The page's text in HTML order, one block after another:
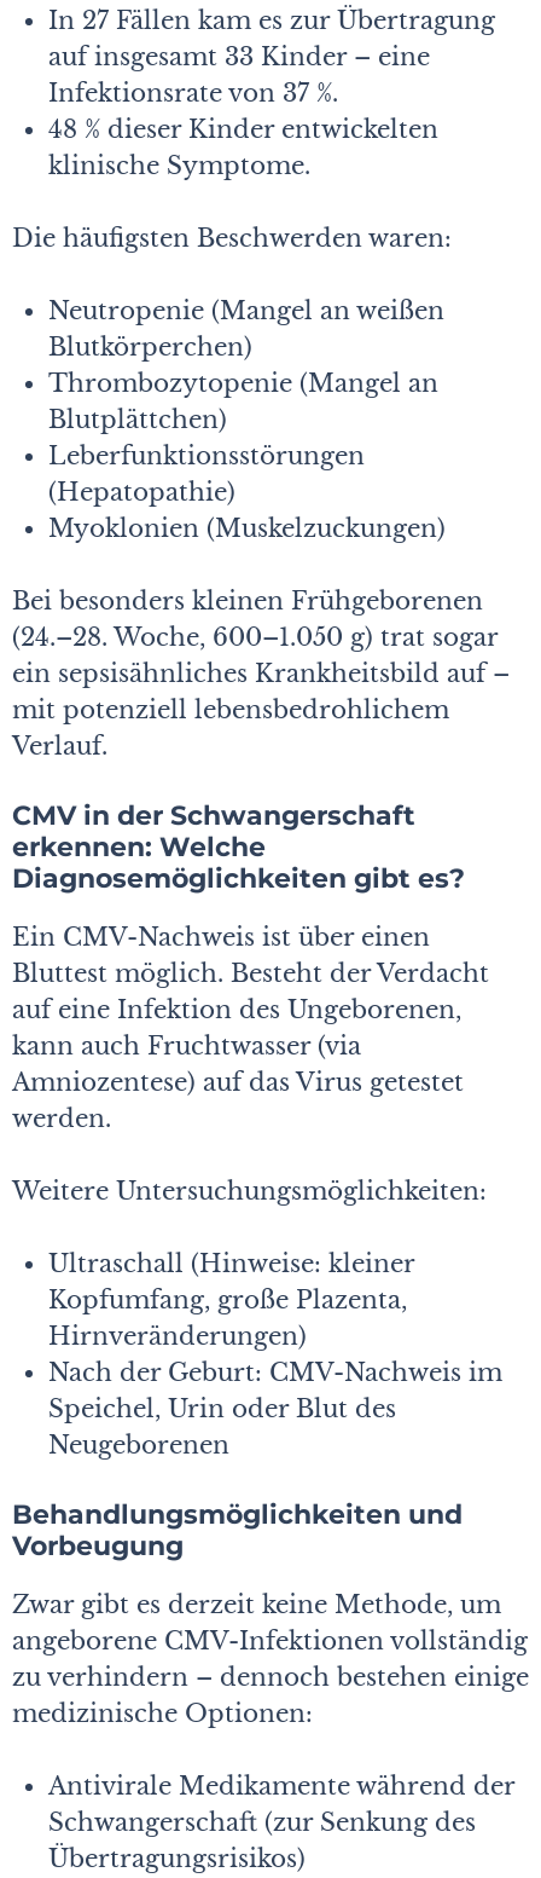
In 27 Fällen kam es zur Übertragung
auf insgesamt 33 Kinder – eine
Infektionsrate von 37 %.
48 % dieser Kinder entwickelten
klinische Symptome.
Die häufigsten Beschwerden waren:
Neutropenie (Mangel an weißen
Blutkörperchen)
Thrombozytopenie (Mangel an
Blutplättchen)
Leberfunktionsstörungen
(Hepatopathie)
Myoklonien (Muskelzuckungen)
Bei besonders kleinen Frühgeborenen
(24.–28. Woche, 600–1.050 g) trat sogar
ein sepsisähnliches Krankheitsbild auf –
mit potenziell lebensbedrohlichem
Verlauf.
CMV in der Schwangerschaft
erkennen: Welche
Diagnosemöglichkeiten gibt es?
Ein CMV-Nachweis ist über einen
Bluttest möglich. Besteht der Verdacht
auf eine Infektion des Ungeborenen,
kann auch Fruchtwasser (via
Amniozentese) auf das Virus getestet
werden.
Weitere Untersuchungsmöglichkeiten:
Ultraschall (Hinweise: kleiner
Kopfumfang, große Plazenta,
Hirnveränderungen)
Nach der Geburt: CMV-Nachweis im
Speichel, Urin oder Blut des
Neugeborenen
Behandlungsmöglichkeiten und
Vorbeugung
Zwar gibt es derzeit keine Methode, um
angeborene CMV-Infektionen vollständig
zu verhindern – dennoch bestehen einige
medizinische Optionen:
Antivirale Medikamente während der
Schwangerschaft (zur Senkung des
Übertragungsrisikos)